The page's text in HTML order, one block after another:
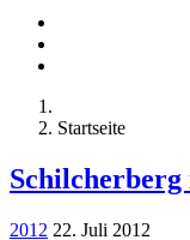
Startseite
Schilcherberg
2012 22. Juli 2012